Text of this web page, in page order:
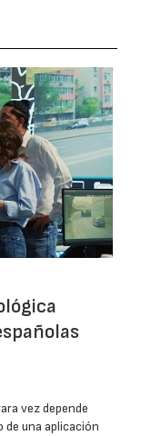
vez depende
de una aplicación